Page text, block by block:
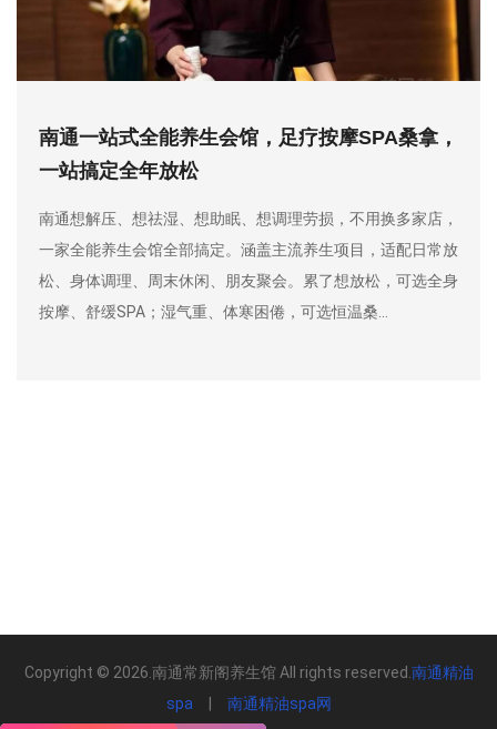
南通一站式全能养生会馆，足疗按摩SPA桑拿，
一站搞定全年放松
南通想解压、想祛湿、想助眠、想调理劳损，不用换多家店，
一家全能养生会馆全部搞定。涵盖主流养生项目，适配日常放
松、身体调理、周末休闲、朋友聚会。累了想放松，可选全身
按摩、舒缓SPA；湿气重、体寒困倦，可选恒温桑…
Copyright © 2026.南通常新阁养生馆 All rights reserved. 南通精油
spa
南通精油spa网